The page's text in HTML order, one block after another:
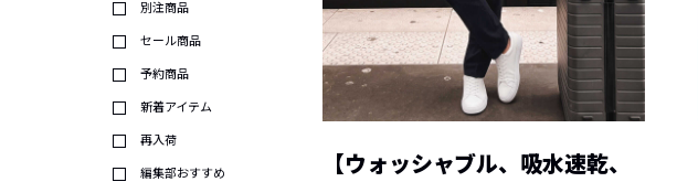
別注商品
セール商品
予約商品
新着アイテム
再入荷
編集部おすすめ
【ウォッシャブル、吸水速乾、